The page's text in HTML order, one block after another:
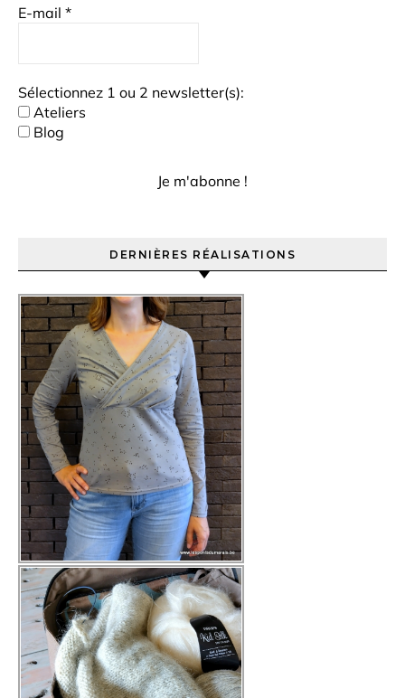
E-mail *
Sélectionnez 1 ou 2 newsletter(s):
Ateliers
Blog
DERNIÈRES RÉALISATIONS